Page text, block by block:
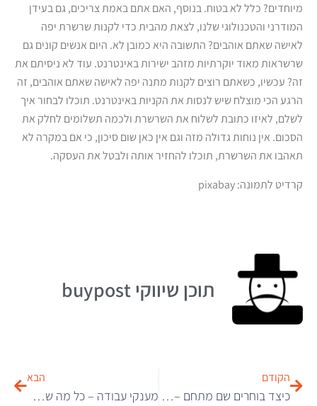
מיוחדים? כלל לא בטוח. בנוסף, האם אתם באמת צריכים, גם בעידן
המודרני והטכנולוגי שלנו, לצאת מהבית כדי לקנות שרשרת יפה
לאישה שאתם אוהבים? התשובה היא כמובן לא. היום אנשים קונים גם
שרשראות מאוד יוקרתיות מזהב ישירות באינטרנט. עוד לא ניסיתם את
זה? עכשיו, כשאתם רוצים לקנות מתנה יפה לאישה שאתם אוהבים, זה
הרגע הכי מוצלח שיש לנסות את הקניות באינטרנט. תוכלו לבחור איך
לשלם, לאיזו כתובת לשלוח את השרשרת ולכמה תשלומים לחלק את
הסכום. אין נוחות גדולה מזה וגם אין כאן שום סיכון, כי אם במקרה לא
תאהבו את השרשרת, תוכלו להחזיר אותה ולבטל את העסקה.
קרדיט לתמונה: pixabay
תוכן שיווקי buypost
הקודם
כיצד בוחרים שם מתחם – דומיין 2024
הבא
מענקי עבודה – כל מה שרציתם לדעת